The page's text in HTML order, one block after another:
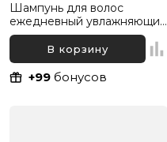
Шампунь для волос
ежедневный увлажняющий
Bravia, 300 мл
В корзину
+99 бонусов